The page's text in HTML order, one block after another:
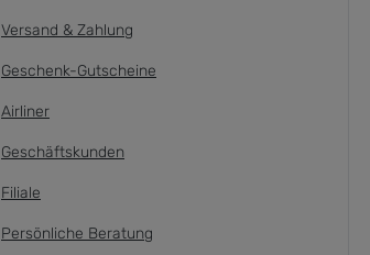
Versand & Zahlung
Geschenk-Gutscheine
Airliner
Geschäftskunden
Filiale
Persönliche Beratung